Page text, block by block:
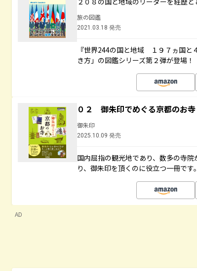
旅の図鑑
2021.03.18 発売
『世界244の国と地域 １９７ヵ国と
き方」の図鑑シリーズ第２弾が登場！
０２ 御朱印でめぐる京都のお
御朱印
2025.10.09 発売
国内屈指の観光地であり、数多の寺
り、御朱印を頂くのに役立つ一冊です。
AD